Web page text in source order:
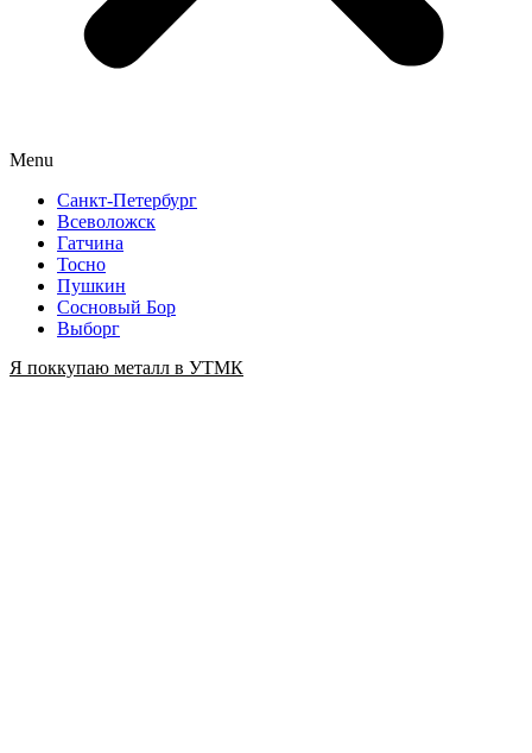
Menu
Санкт-Петербург
Всеволожск
Гатчина
Тосно
Пушкин
Сосновый Бор
Выборг
Я поккупаю металл в УТМК